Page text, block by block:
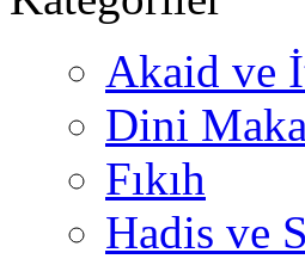
Akaid ve
Dini
Fıkıh
Hadis ve